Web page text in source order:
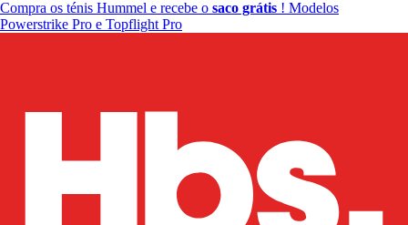
Compra os ténis Hummel e recebe o saco grátis ! Modelos
Powerstrike Pro e Topflight Pro